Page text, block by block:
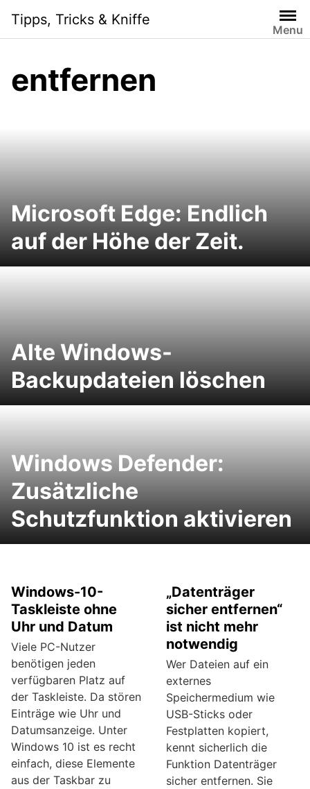
i
Tipps, Tricks & Kniffe
Menu
entfernen
Microsoft Edge: Endlich
auf der Höhe der Zeit.
Alte Windows-
Backupdateien löschen
Windows Defender:
Zusätzliche
Schutzfunktion aktivieren
Windows-10-
Taskleiste ohne
Uhr und Datum
Viele PC-Nutzer
benötigen jeden
verfügbaren Platz auf
der Taskleiste. Da stören
Einträge wie Uhr und
Datumsanzeige. Unter
Windows 10 ist es recht
einfach, diese Elemente
aus der Taskbar zu
„Datenträger
sicher entfernen“
ist nicht mehr
notwendig
Wer Dateien auf ein
externes
Speichermedium wie
USB-Sticks oder
Festplatten kopiert,
kennt sicherlich die
Funktion Datenträger
sicher entfernen. Sie